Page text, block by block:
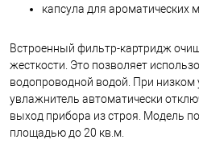
капсула для ароматических
Встроенный фильтр-картридж
жесткости. Это позволяет
водопроводной водой. При низком
увлажнитель автоматически
выход прибора из строя. Модель
площадью до 20 кв.м.